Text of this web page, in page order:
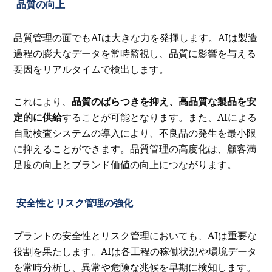
品質の向上
品質管理の面でもAIは大きな力を発揮します。AIは製造
過程の膨大なデータを常時監視し、品質に影響を与える
要因をリアルタイムで検出します。
これにより、品質のばらつきを抑え、高品質な製品を安
定的に供給することが可能となります。また、AIによる
自動検査システムの導入により、不良品の発生を最小限
に抑えることができます。品質管理の高度化は、顧客満
足度の向上とブランド価値の向上につながります。
安全性とリスク管理の強化
プラントの安全性とリスク管理においても、AIは重要な
役割を果たします。AIは各工程の稼働状況や環境データ
を常時分析し、異常や危険な兆候を早期に検知します。